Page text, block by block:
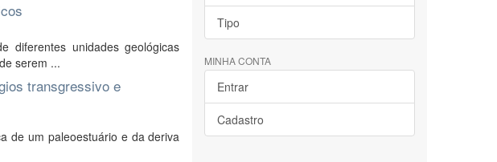
diferentes unidades geológicas
serem ...
transgressivo e
de um paleoestuário e da deriva
Tipo
MINHA CONTA
Entrar
Cadastro